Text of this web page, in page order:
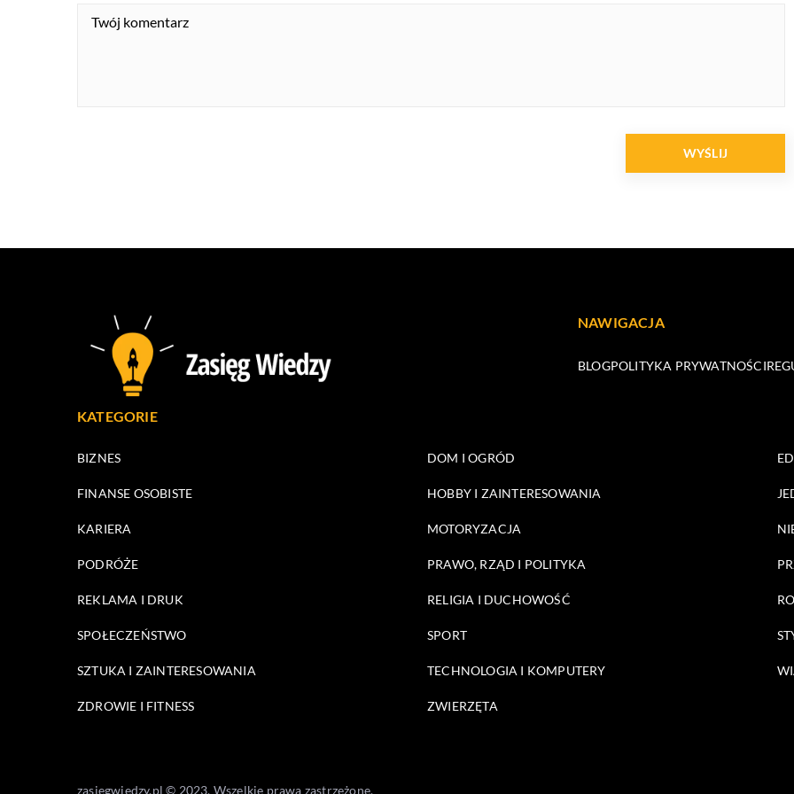
NAWIGACJA
BLOGPOLITYKA PRYWATNOŚCI
KATEGORIE
BIZNES DOM I OGRÓD
FINANSE OSOBISTE HOBBY I ZAINTERESOWANIA
KARIERA MOTORYZACJA
PODRÓŻE PRAWO, RZĄD I POLITYKA
REKLAMA I DRUK RELIGIA I DUCHOWOŚĆ
SPOŁECZEŃSTWO SPORT
SZTUKA I ZAINTERESOWANIA TECHNOLOGIA I KOMPUTERY
ZDROWIE I FITNESS ZWIERZĘTA
zasiegwiedzy.pl © 2023. Wszelkie prawa zastrzeżone.